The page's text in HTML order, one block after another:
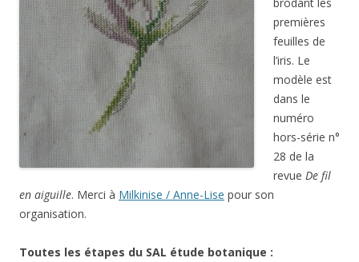
premières
feuilles de
l’iris. Le
modèle est
dans le
numéro
hors-série n°
28 de la
revue De fil
en aiguille. Merci à Milkinise / Anne-Lise pour son
organisation.
Toutes les étapes du SAL étude botanique :